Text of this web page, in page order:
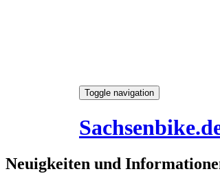
Toggle navigation
Neuigkeiten und